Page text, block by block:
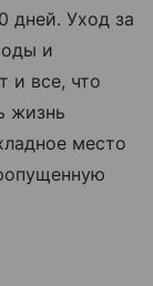
дней. Уход за
и
и все, что
жизнь
место